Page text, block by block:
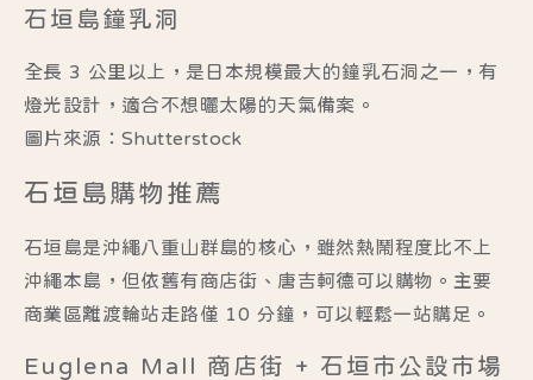
石垣島鐘乳洞
全長 3 公里以上，是日本規模最大的鐘乳石洞之一，有
燈光設計，適合不想曬太陽的天氣備案。
圖片來源：Shutterstock
石垣島購物推薦
石垣島是沖繩八重山群島的核心，雖然熱鬧程度比不上
沖繩本島，但依舊有商店街、唐吉軻德可以購物。主要
商業區離渡輪站走路僅 10 分鐘，可以輕鬆一站購足。
Euglena Mall 商店街 + 石垣市公設市場